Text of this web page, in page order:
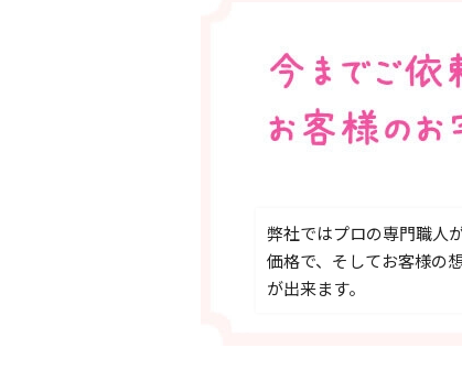
弊社ではプロの専門職人
価格で、そしてお客様の
が出来ます。